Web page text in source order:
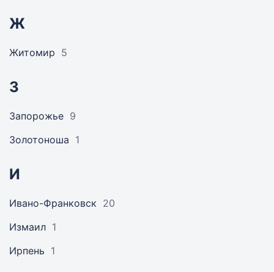
Ж
Житомир 5
З
Запорожье 9
Золотоноша 1
И
Ивано-Франковск 20
Измаил 1
Ирпень 1